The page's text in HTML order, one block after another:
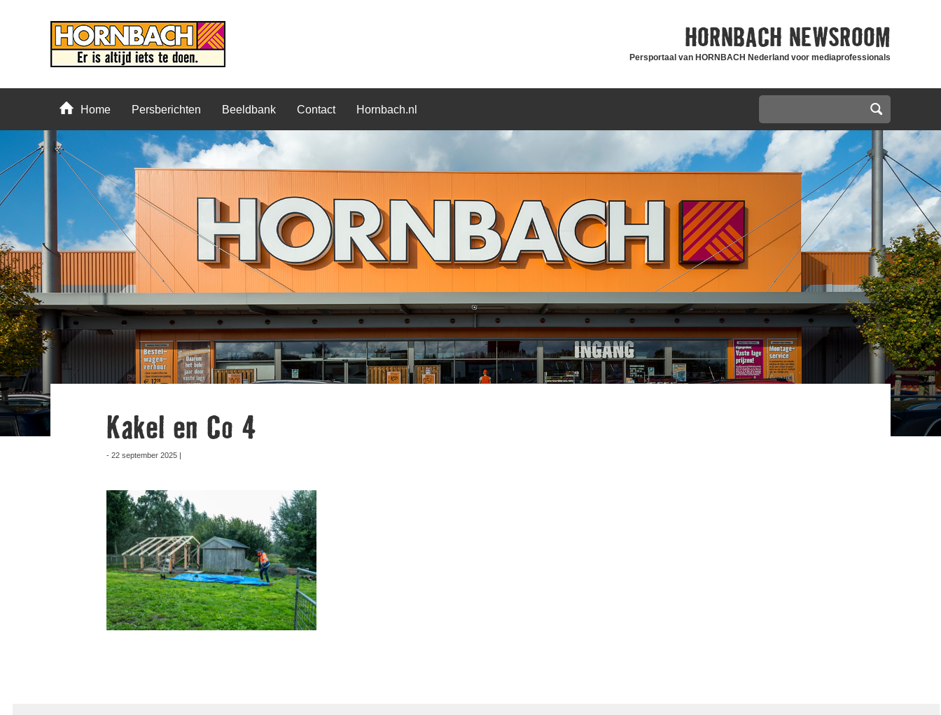
HORNBACH NEWSROOM
Persportaal van HORNBACH Nederland voor mediaprofessionals
Home Persberichten Beeldbank Contact Hornbach.nl
Kakel en Co 4
- 22 september 2025 |